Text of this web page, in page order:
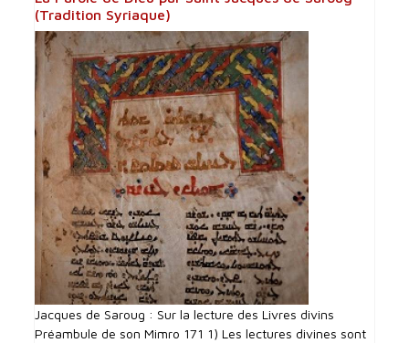
(Tradition Syriaque)
Jacques de Saroug : Sur la lecture des Livres divins
Préambule de son Mimro 171 1) Les lectures divines sont